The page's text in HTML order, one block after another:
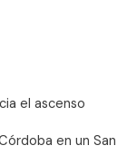
el ascenso
en un San